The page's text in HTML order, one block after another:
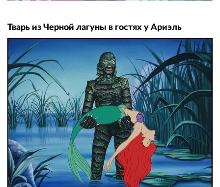
Тварь из Черной лагуны в гостях у Ариэль